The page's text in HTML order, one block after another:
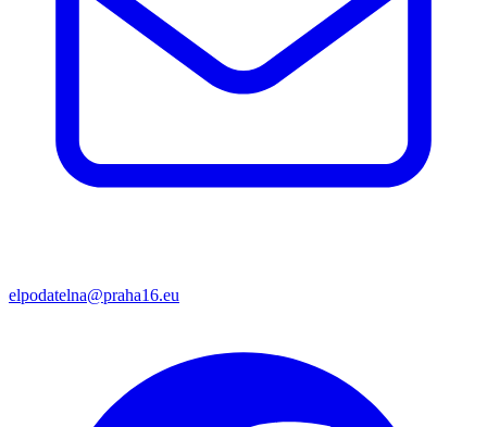
elpodatelna@praha16.eu